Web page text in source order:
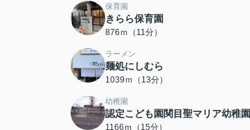
保育園
きらら保育園
876ｍ（11分）
ラーメン
麺処にしむら
1039ｍ（13分）
幼稚園
認定こども園関目聖マリア幼稚園
1166ｍ（15分）